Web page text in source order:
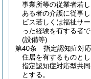
事業所等の従業者若
ある者の介護に従事
ビス若しくは福祉サ
った経験を有する者
(設備等)
第40条
指定認知症対
住居を有するものと
指定認知症対応型共
とする。